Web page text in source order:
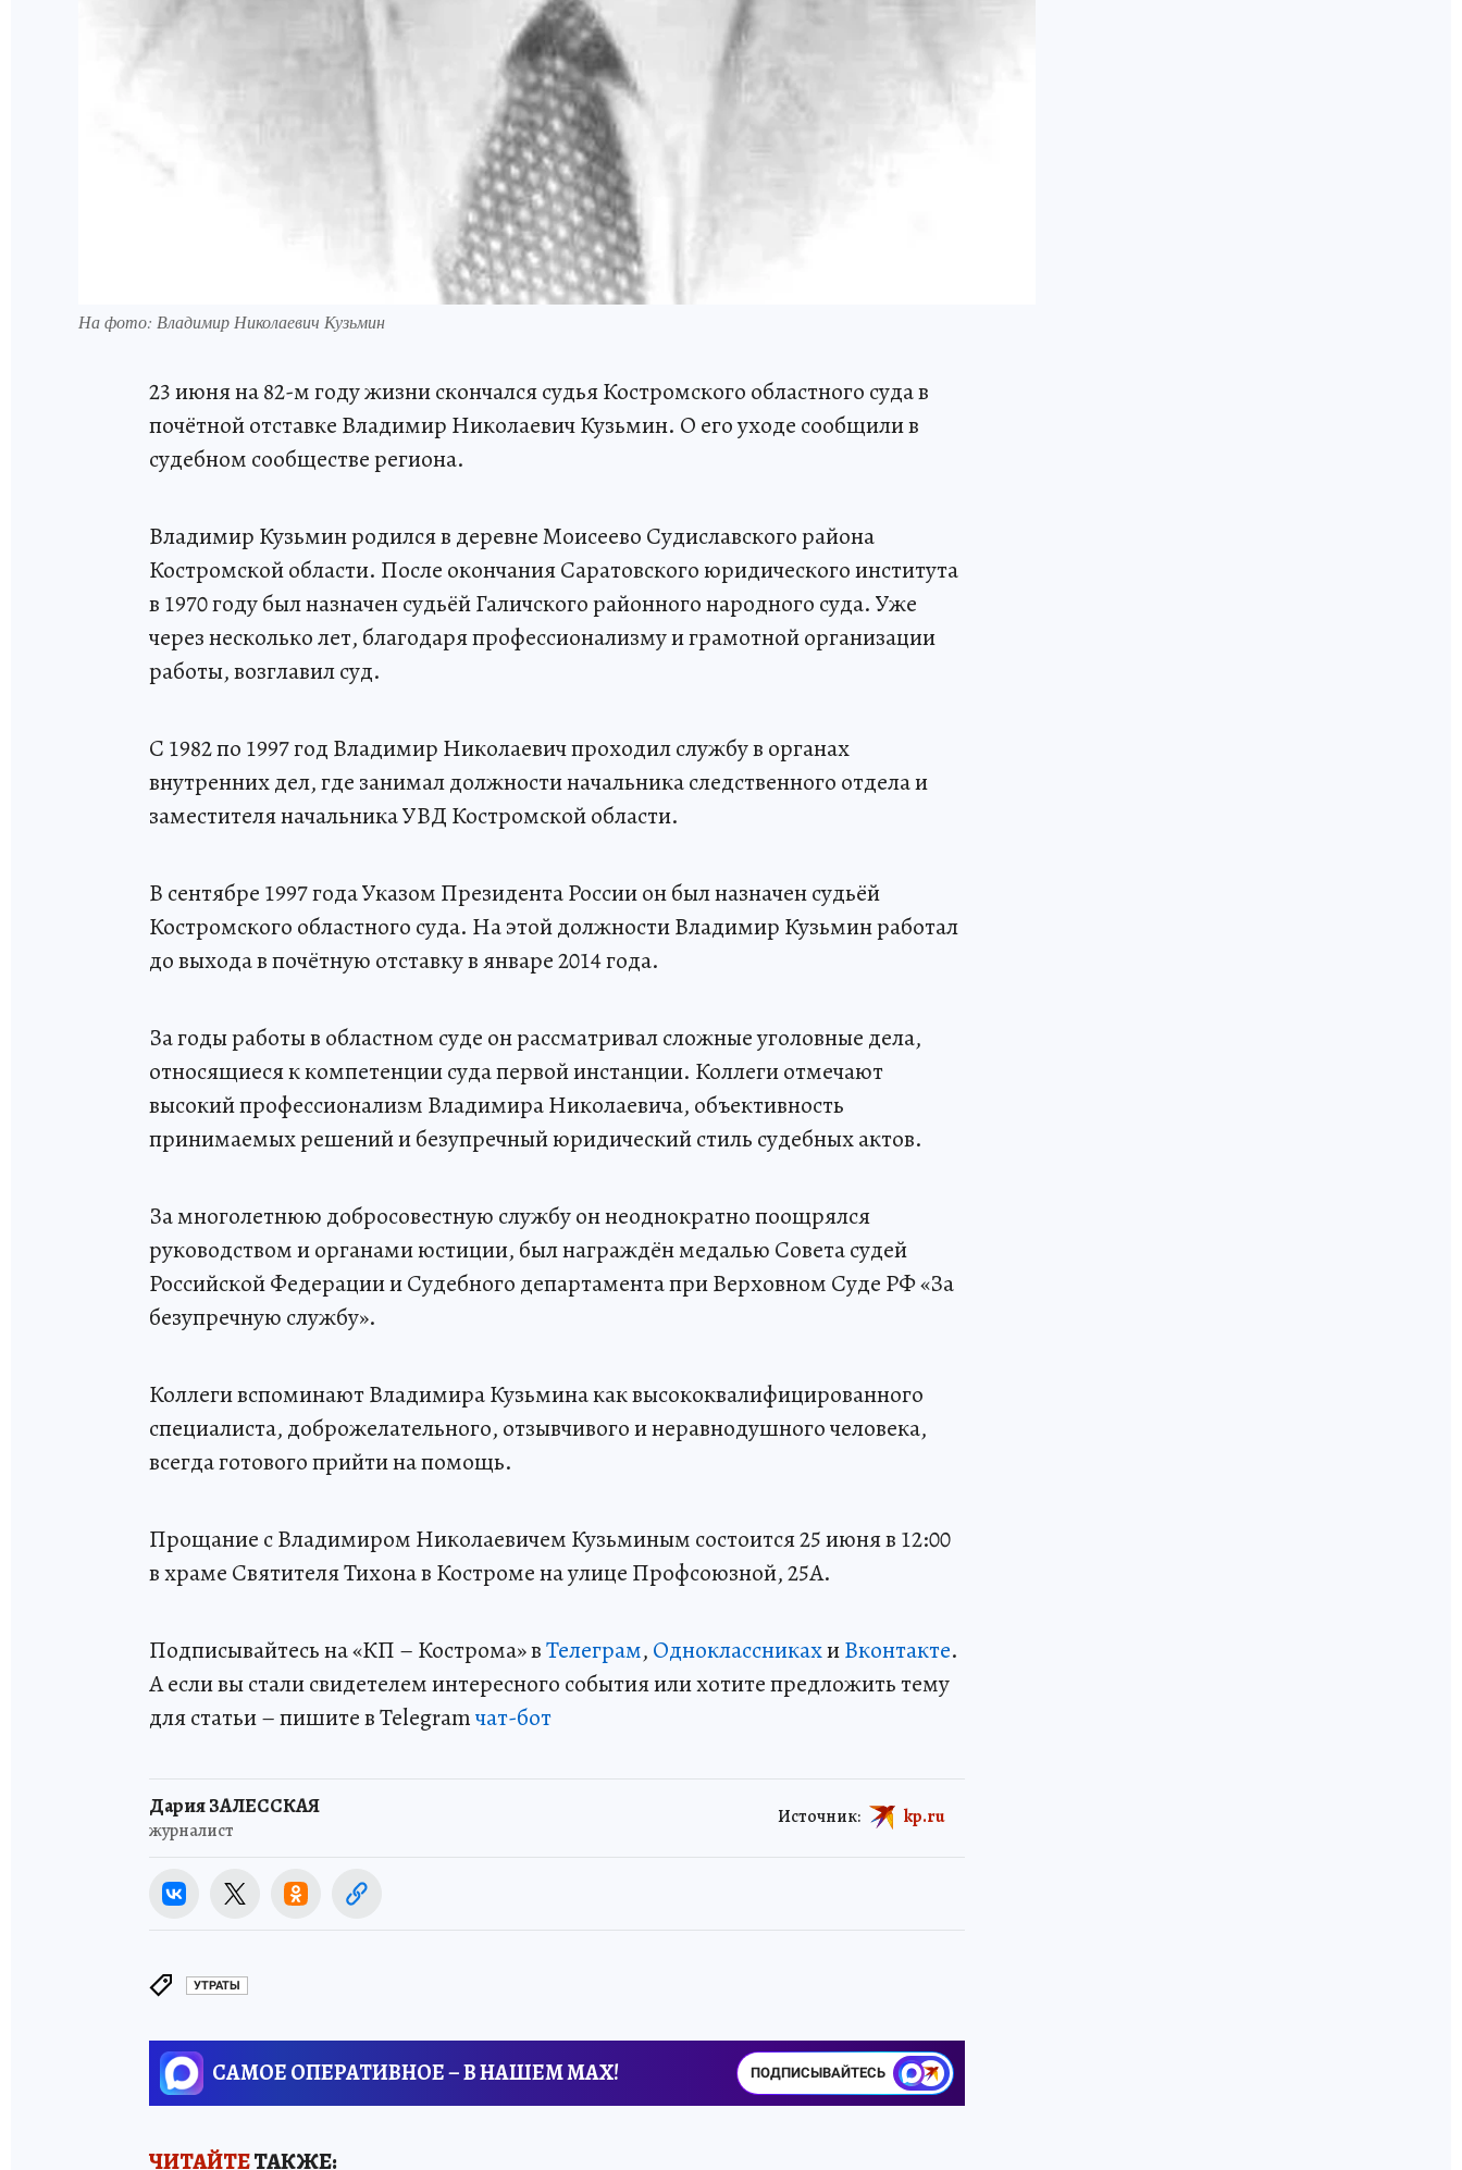
На фото: Владимир Николаевич Кузьмин
23 июня на 82-м году жизни скончался судья Костромского областного суда в
почётной отставке Владимир Николаевич Кузьмин. О его уходе сообщили в
судебном сообществе региона.
Владимир Кузьмин родился в деревне Моисеево Судиславского района
Костромской области. После окончания Саратовского юридического института
в 1970 году был назначен судьёй Галичского районного народного суда. Уже
через несколько лет, благодаря профессионализму и грамотной организации
работы, возглавил суд.
С 1982 по 1997 год Владимир Николаевич проходил службу в органах
внутренних дел, где занимал должности начальника следственного отдела и
заместителя начальника УВД Костромской области.
В сентябре 1997 года Указом Президента России он был назначен судьёй
Костромского областного суда. На этой должности Владимир Кузьмин работал
до выхода в почётную отставку в январе 2014 года.
За годы работы в областном суде он рассматривал сложные уголовные дела,
относящиеся к компетенции суда первой инстанции. Коллеги отмечают
высокий профессионализм Владимира Николаевича, объективность
принимаемых решений и безупречный юридический стиль судебных актов.
За многолетнюю добросовестную службу он неоднократно поощрялся
руководством и органами юстиции, был награждён медалью Совета судей
Российской Федерации и Судебного департамента при Верховном Суде РФ «За
безупречную службу».
Коллеги вспоминают Владимира Кузьмина как высококвалифицированного
специалиста, доброжелательного, отзывчивого и неравнодушного человека,
всегда готового прийти на помощь.
Прощание с Владимиром Николаевичем Кузьминым состоится 25 июня в 12:00
в храме Святителя Тихона в Костроме на улице Профсоюзной, 25А.
Подписывайтесь на «КП – Кострома» вТелеграм, ОдноклассникахиВконтакте.
А если вы стали свидетелем интересного события или хотите предложить тему
для статьи – пишите в Telegramчат-бот
Дария ЗАЛЕССКАЯ
журналист
Источник: kp.ru
УТРАТЫ
САМОЕ ОПЕРАТИВНОЕ – В НАШЕМ MAX! ПОДПИСЫВАЙТЕСЬ
ЧИТАЙТЕТАКЖЕ: